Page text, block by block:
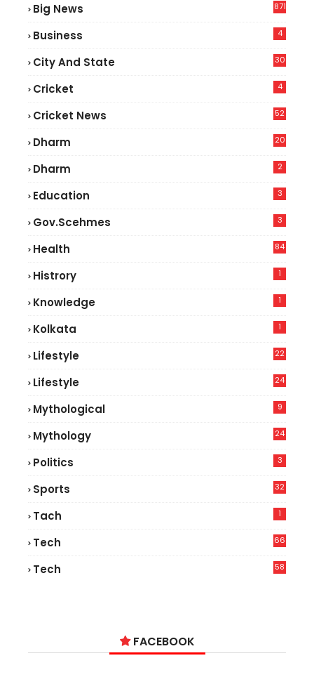
Big News 871
Business 4
City And State 30
Cricket 4
Cricket News
52
Dharm 20
Dharm 2
Education 3
Gov.scehmes 3
Health
84
Histrory 1
Knowledge 1
Kolkata 1
Lifestyle
22
Lifestyle
24
Mythological 9
Mythology 24
Politics 3
Sports 32
Tach 1
Tech
66
Tech
58
FACEBOOK